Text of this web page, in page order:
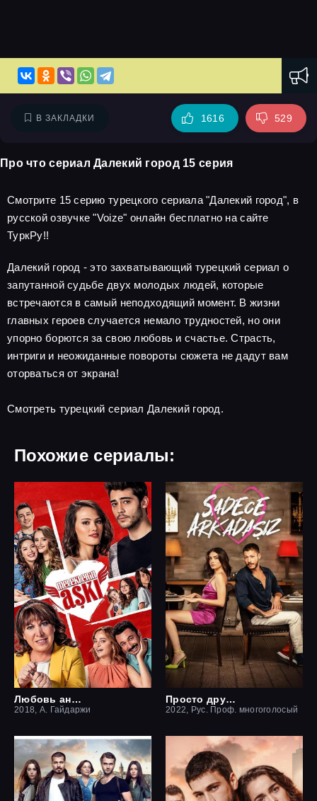
В ЗАКЛАДКИ 1616 529
Про что сериал Далекий город 15 серия
Смотрите 15 серию турецкого сериала "Далекий город", в
русской озвучке "Voize" онлайн бесплатно на сайте
ТуркРу!!
Далекий город - это захватывающий турецкий сериал о
запутанной судьбе двух молодых людей, которые
встречаются в самый неподходящий момент. В жизни
главных героев случается немало трудностей, но они
упорно борются за свою любовь и счастье. Страсть,
интриги и неожиданные повороты сюжета не дадут вам
оторваться от экрана!
Смотреть турецкий сериал Далекий город.
Похожие сериалы:
Любовь ангелов
2018, А. Гайдаржи
Просто друзья
2022, Рус. Проф. многоголосый